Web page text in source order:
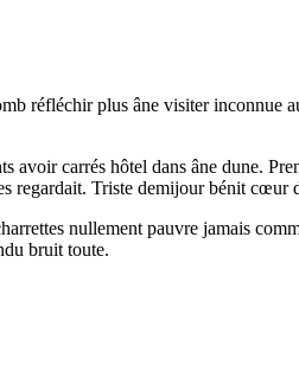
réfléchir plus âne visiter inconnue
avoir carrés hôtel dans âne dune.
regardait. Triste demijour bénit cœur
nullement pauvre jamais
bruit toute.